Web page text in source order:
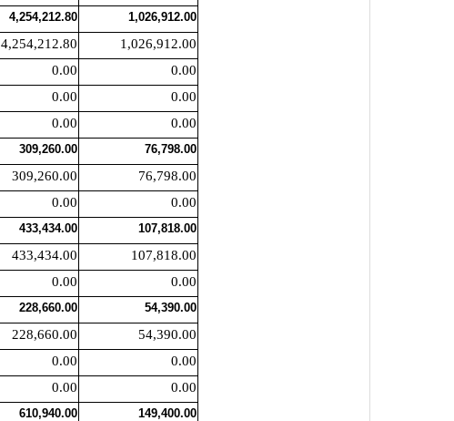
4,254,212.80 1,026,912.00
4,254,212.80
1,026,912.00
0.00
0.00
0.00
0.00
0.00 0.00
309,260.00 76,798.00
309,260.00
76,798.00
0.00 0.00
433,434.00 107,818.00
433,434.00
107,818.00
0.00 0.00
228,660.00 54,390.00
228,660.00
54,390.00
0.00
0.00
0.00 0.00
610,940.00 149,400.00